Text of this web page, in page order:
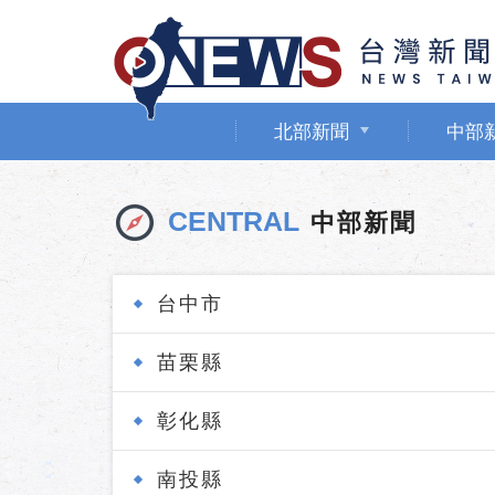
北部新聞 中部
CENTRAL 中部新聞
台中市
苗栗縣
彰化縣
南投縣